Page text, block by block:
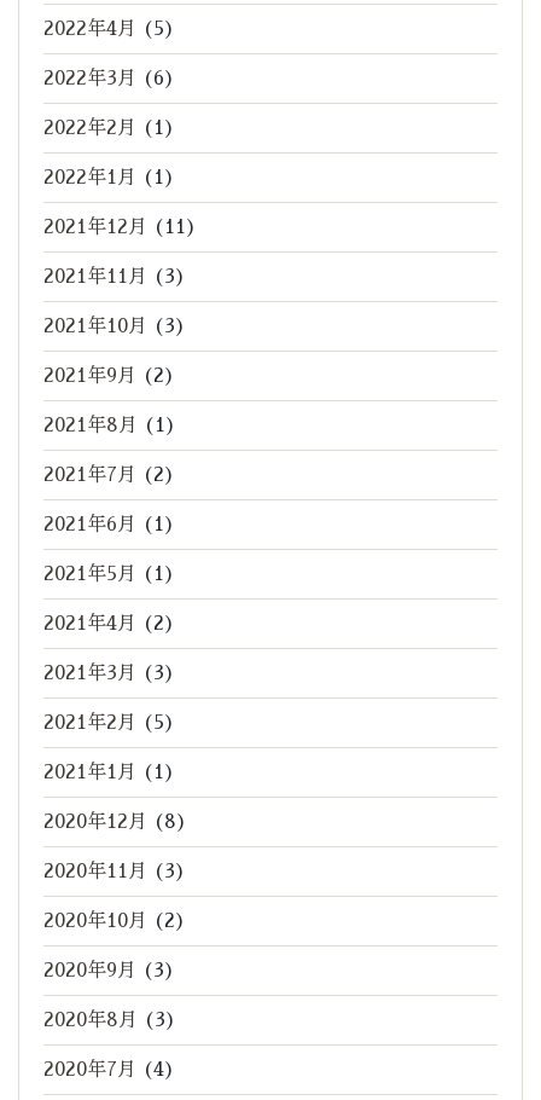
2022年4月 (5)
2022年3月 (6)
2022年2月 (1)
2022年1月 (1)
2021年12月 (11)
2021年11月 (3)
2021年10月 (3)
2021年9月 (2)
2021年8月 (1)
2021年7月 (2)
2021年6月 (1)
2021年5月 (1)
2021年4月 (2)
2021年3月 (3)
2021年2月 (5)
2021年1月 (1)
2020年12月 (8)
2020年11月 (3)
2020年10月 (2)
2020年9月 (3)
2020年8月 (3)
2020年7月 (4)